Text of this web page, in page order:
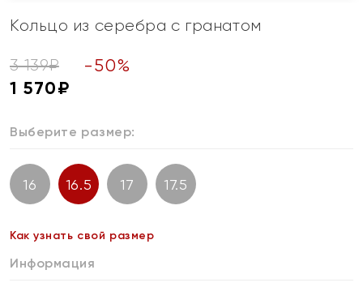
Кольцо из серебра с гранатом
3 139₽ -50%
1 570₽
Выберите размер:
16 16.5 17 17.5
Как узнать свой размер
Информация